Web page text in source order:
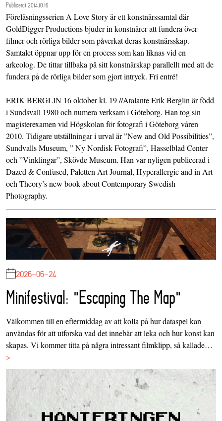
Publicerat 2014.10.16
Föreläsningsserien A Love Story är ett konstnärssamtal där
GoldDigger Productions bjuder in konstnärer att fundera över
filmer och rörliga bilder som påverkat deras konstnärsskap.
Samtalet öppnar upp för en process som kan liknas vid en
arkeolog. De tittar tillbaka på sitt konstnärskap parallellt med att de
fundera på de rörliga bilder som gjort intryck. Fri entré!
ERIK BERGLIN 16 oktober kl. 19 //Atalante Erik Berglin är född
i Sundsvall 1980 och numera verksam i Göteborg. Han tog sin
magisterexamen vid Högskolan för fotografi i Göteborg våren
2010. Tidigare utställningar i urval är ”New and Old Possibilities”,
Sundvalls Museum, ” Ny Nordisk Fotografi”, Hasselblad Center
och ”Vinklingar”, Skövde Museum. Han var nyligen publicerad i
Dazed & Confused, Paletten Art Journal, Hyperallergic and in Art
och Theory’s new book about Contemporary Swedish
Photography.
2026-06-24
Minifestival: "Escaping The Map"
Välkommen till en eftermiddag av att kolla på hur dataspel kan
användas för att utforska vad det innebär att leka och hur konst kan
skapas. Vi kommer titta på några intressant filmklipp, så kallade…
>